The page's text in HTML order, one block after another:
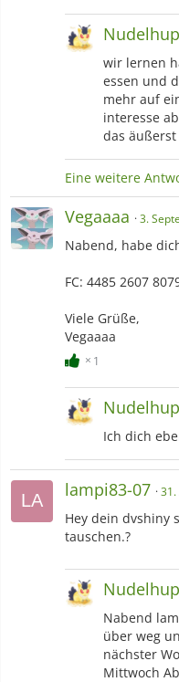
wir lernen
essen und
mehr auf
interesse
das
Eine weitere
Vegaaaa 3.
Nabend, habe
FC: 4485 2607
Viele Grüße,
Vegaaaa
1
Ich dich
lampi83-07
Hey dein dvshiny
tauschen.?
Nabend
über weg
nächster
Mittwoch